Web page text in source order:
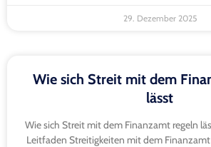
29. Dezember 2025
Wie sich Streit mit dem
lässt
Wie sich Streit mit dem Finanzamt regeln
Leitfaden Streitigkeiten mit dem Finanzamt